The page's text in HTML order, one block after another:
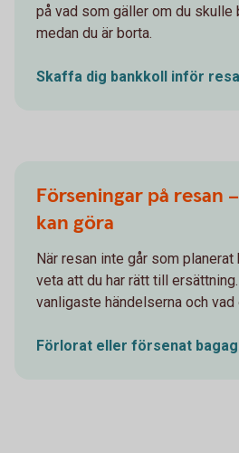
på vad som gäller om du skulle
medan du är borta.
Skaffa dig bankkoll inför
Förseningar på resan
kan göra
När resan inte går som planerat
veta att du har rätt till
vanligaste händelserna och vad
Förlorat eller försenat